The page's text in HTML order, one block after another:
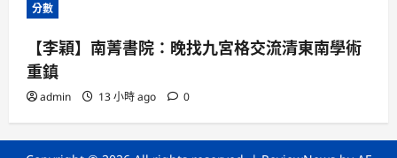
分數
【李穎】南菁書院：晚找九宮格交流清東南學術
重鎮
admin 13 小時 ago 0